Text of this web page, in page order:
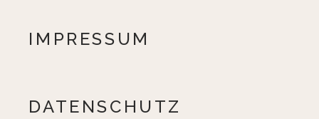
IMPRESSUM
DATENSCHUTZ